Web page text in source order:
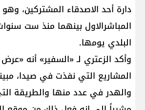
دارة أحد الاصدقاء المشتركين، وهو
المباشرالاول بينهما منذ ست
البلدي يومها.
وأكد الزعتري لـ «السفير» أنه
المشاريع التي نفذت في صيدا،
والهدر في عدد منها والطريقة